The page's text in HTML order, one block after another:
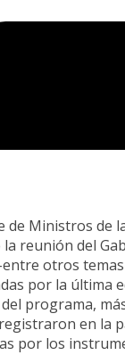
de Ministros de
la reunión del
otros
por la última
programa,
en la
por los